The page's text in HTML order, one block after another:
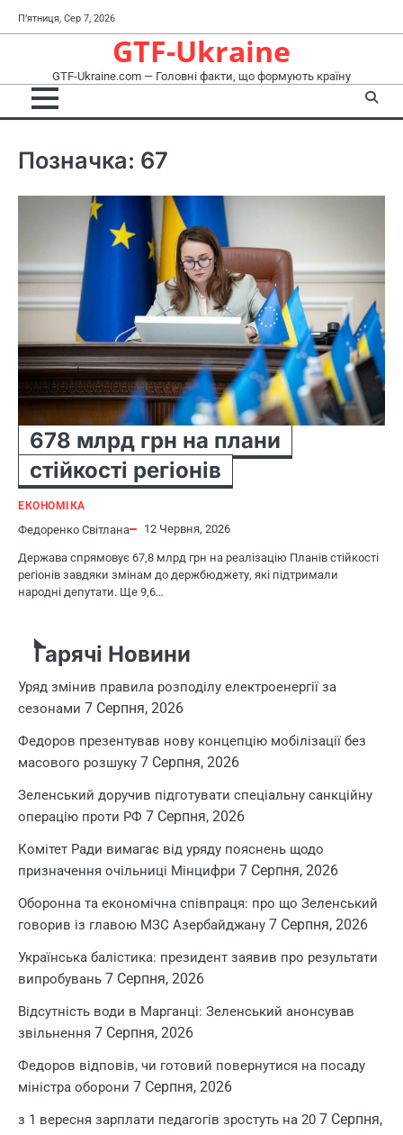
до
П’ятниця, Сер 7, 2026
GTF-Ukraine
GTF-Ukraine.com — Головні факти, що формують країну
Позначка: 67
678 млрд грн на плани
стійкості регіонів
ЕКОНОМІКА
Федоренко Світлана 12 Червня, 2026
Держава спрямовує 67,8 млрд грн на реалізацію Планів стійкості
регіонів завдяки змінам до держбюджету, які підтримали
народні депутати. Ще 9,6…
Гарячі Новини
Уряд змінив правила розподілу електроенергії за
сезонами 7 Серпня, 2026
Федоров презентував нову концепцію мобілізації без
масового розшуку 7 Серпня, 2026
Зеленський доручив підготувати спеціальну санкційну
операцію проти РФ 7 Серпня, 2026
Комітет Ради вимагає від уряду пояснень щодо
призначення очільниці Мінцифри 7 Серпня, 2026
Оборонна та економічна співпраця: про що Зеленський
говорив із главою МЗС Азербайджану 7 Серпня, 2026
Українська балістика: президент заявив про результати
випробувань 7 Серпня, 2026
Відсутність води в Марганці: Зеленський анонсував
звільнення 7 Серпня, 2026
Федоров відповів, чи готовий повернутися на посаду
міністра оборони 7 Серпня, 2026
з 1 вересня зарплати педагогів зростуть на 20 7 Серпня,